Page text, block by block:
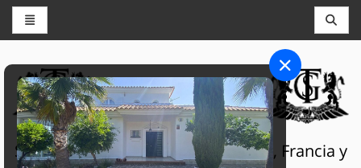
CONSERJERÍA Y RESERVAS
THE GRAND SELECTION
Servicios turísticos de lujo en Suiza, Francia y